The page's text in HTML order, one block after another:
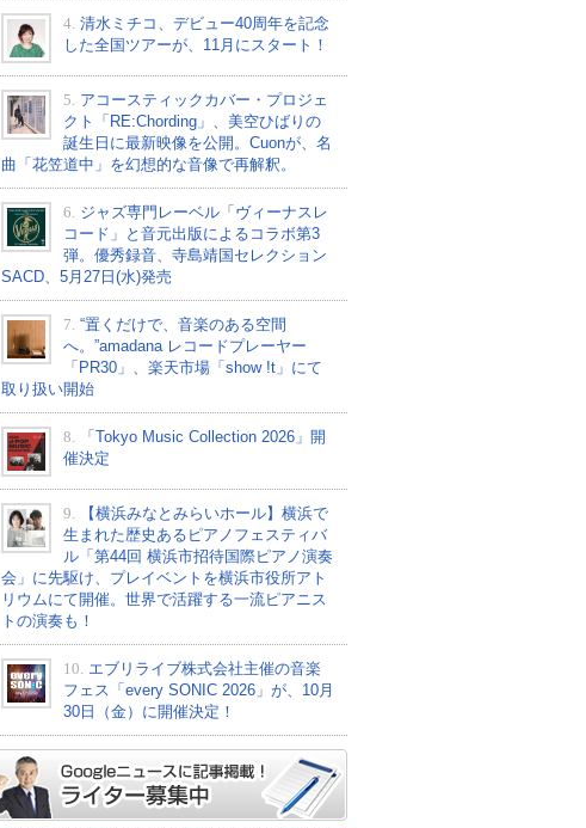
4. 清水ミチコ、デビュー40周年を記念
した全国ツアーが、11月にスタート！
5. アコースティックカバー・プロジェ
クト「RE:Chording」、美空ひばりの
誕生日に最新映像を公開。Cuonが、名
曲「花笠道中」を幻想的な音像で再解釈。
6. ジャズ専門レーベル「ヴィーナスレ
コード」と音元出版によるコラボ第3
弾。優秀録音、寺島靖国セレクション
SACD、5月27日(水)発売
7. “置くだけで、音楽のある空間
へ。”amadana レコードプレーヤー
「PR30」、楽天市場「show !t」にて
取り扱い開始
8.
「Tokyo Music Collection 2026」開
催決定
9.
【横浜みなとみらいホール】横浜で
生まれた歴史あるピアノフェスティバ
ル「第44回 横浜市招待国際ピアノ演奏
会」に先駆け、プレイベントを横浜市役所アト
リウムにて開催。世界で活躍する一流ピアニス
トの演奏も！
10. エブリライブ株式会社主催の音楽
フェス「every SONIC 2026」が、10月
30日（金）に開催決定！